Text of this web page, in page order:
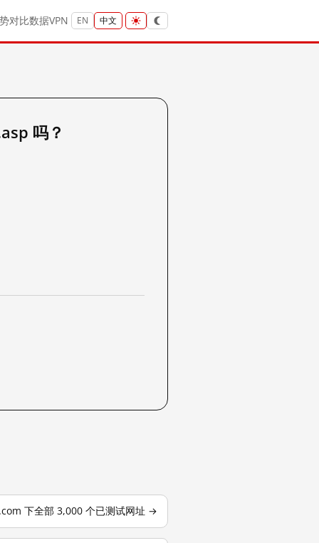
对比数据VPN EN 中文
吗？
下全部 3,000 个已测试网址 →